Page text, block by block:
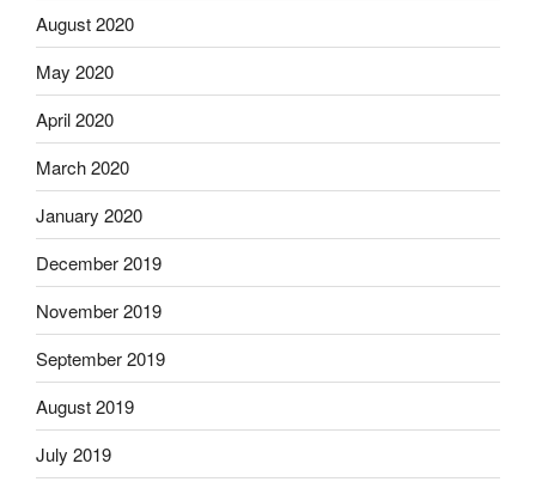
August 2020
May 2020
April 2020
March 2020
January 2020
December 2019
November 2019
September 2019
August 2019
July 2019